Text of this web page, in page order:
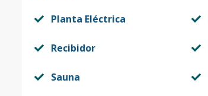
Planta Eléctrica
Recibidor
Sauna